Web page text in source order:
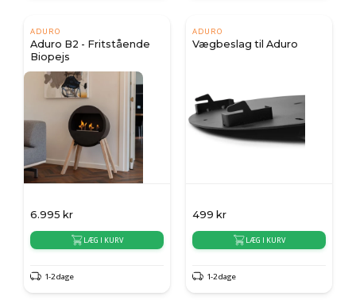
ADURO
Aduro B2 - Fritstående
Biopejs
6.995 kr
LÆG I KURV
1-2 dage
ADURO
Vægbeslag til Aduro
499 kr
LÆG I KURV
1-2 dage